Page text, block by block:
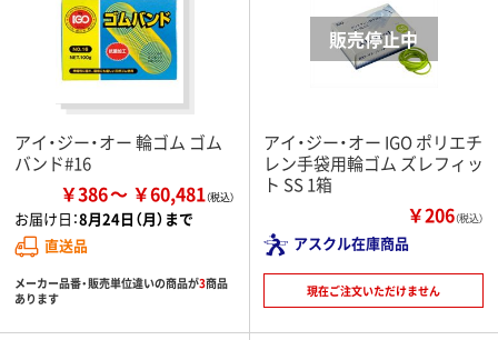
アイ・ジー・オー 輪ゴム ゴム
バンド#16
￥386 ￥60,481
お届け日：8月24日（月）まで
直送品
メーカー品番・販売単位違いの商品が3商品
あります
アイ・ジー・オー IGO ポリエチ
レン手袋用輪ゴム ズレフィッ
ト SS 1箱
￥206（税込）
アスクル在庫商品
現在ご注文いただけません